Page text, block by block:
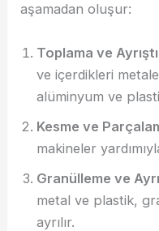
aşamadan oluşur:
Toplama ve
ve içerdikleri metale
alüminyum ve
Kesme ve
makineler
Granülleme ve
metal ve plastik,
ayrılır.